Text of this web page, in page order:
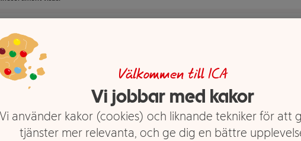
Välkommen till ICA
Vi jobbar med kakor
Vi använder kakor (cookies) och liknande tekniker för att
tjänster mer relevanta, och ge dig en bättre